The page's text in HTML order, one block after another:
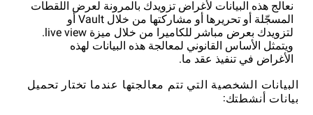
نعالج هذه البيانات لأغراض تزويدك بالمرونة لعرض اللقطات
المسجّلة أو تحريرها أو مشاركتها من خلال Vault أو
لتزويدك بعرض مباشر للكاميرا من خلال ميزة live view.
ويتمثل الأساس القانوني لمعالجة هذه البيانات لهذه
الأغراض في تنفيذ عقد ما.
البيانات الشخصية التي تتم معالجتها عندما تختار تحميل
بيانات أنشطتك: